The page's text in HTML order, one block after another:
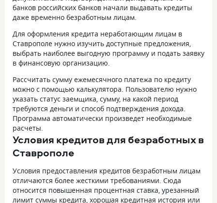
банков российских банков начали выдавать кредиты
даже временно безработным лицам.
Для оформления кредита неработающим лицам в
Ставрополе нужно изучить доступные предложения,
выбрать наиболее выгодную программу и подать заявку
в финансовую организацию.
Рассчитать сумму ежемесячного платежа по кредиту
можно с помощью калькулятора. Пользователю нужно
указать статус заемщика, сумму, на какой период
требуются деньги и способ подтверждения дохода.
Программа автоматически произведет необходимые
расчеты.
Условия кредитов для безработных в
Ставрополе
Условия предоставления кредитов безработным лицам
отличаются более жесткими требованиями. Сюда
относится повышенная процентная ставка, урезанный
лимит суммы кредита, хорошая кредитная история или